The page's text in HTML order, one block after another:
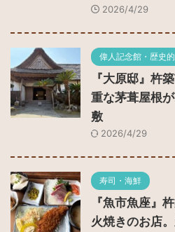
2026/4/29
偉人記念館・歴史
『大原邸』杵
重な茅葺屋根
敷
2026/4/29
寿司・海鮮
『魚市魚座』
火焼きのお店